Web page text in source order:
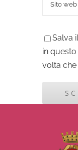
Salva
in
volta